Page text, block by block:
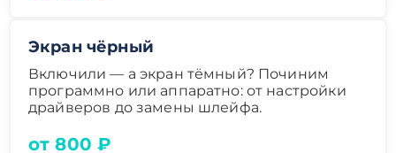
Экран чёрный
Включили — а экран тёмный? Починим
программно или аппаратно: от настройки
драйверов до замены шлейфа.
от 800 ₽